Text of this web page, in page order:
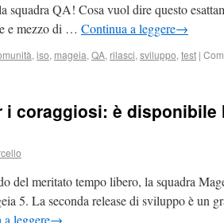
squadra QA! Cosa vuol dire questo
e mezzo di … Continua a leggere→
, iso, mageia, QA, rilasci, sviluppo, test |
i coraggiosi: è disponibile
del meritato tempo libero, la squadra
5. La seconda release di sviluppo è un
leggere→